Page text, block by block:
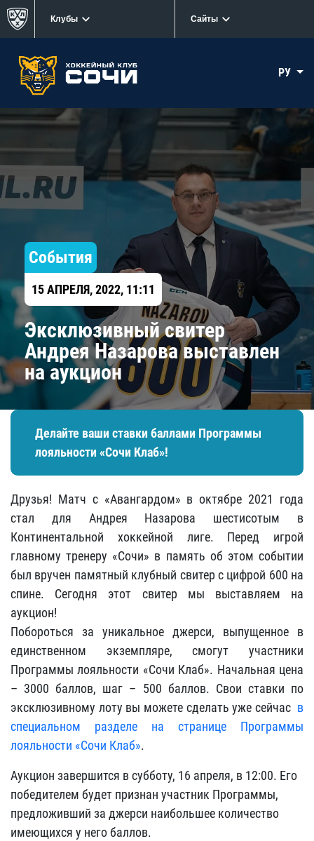
Клубы Сайты
РУ
События
15 АПРЕЛЯ, 2022, 11:11
Эксклюзивный свитер
Андрея Назарова выставлен
на аукцион
Делайте ваши ставки баллами Программы
лояльности «Сочи Клаб»!
Друзья! Матч с «Авангардом» в октябре 2021 года
стал для Андрея Назарова шестисотым в
Континентальной хоккейной лиге. Перед игрой
главному тренеру «Сочи» в память об этом событии
был вручен памятный клубный свитер с цифрой 600 на
спине. Сегодня этот свитер мы выставляем на
аукцион!
Побороться за уникальное джерси, выпущенное в
единственном экземпляре, смогут участники
Программы лояльности «Сочи Клаб». Начальная цена
– 3000 баллов, шаг – 500 баллов. Свои ставки по
эксклюзивному лоту вы можете сделать уже сейчас в
специальном разделе на странице Программы
лояльности «Сочи Клаб».
Аукцион завершится в субботу, 16 апреля, в 12:00. Его
победителем будет признан участник Программы,
предложивший за джерси наибольшее количество
имеющихся у него баллов.